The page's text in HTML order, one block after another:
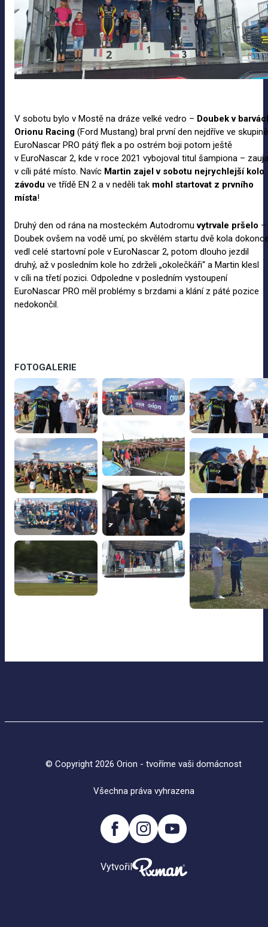
V sobotu bylo v Mostě na dráze velké vedro – Doubek v
Orionu Racing (Ford Mustang) bral první den nejdříve ve skupině
EuroNascar PRO pátý flek a po ostrém boji potom ještě
v EuroNascar 2, kde v roce 2021 vybojoval titul šampiona –
v cíli páté místo. Navíc Martin zajel v sobotu nejrychlejší kolo
závodu ve třídě EN 2 a v neděli tak mohl startovat z prvního
místa!
Druhý den od rána na mosteckém Autodromuvytrvale pršelo –
Doubek ovšem na vodě umí, po skvělém startu dvě kola
vedl celé startovní pole v EuroNascar 2, potom dlouho jezdil
druhý, až v posledním kole ho zdrželi „okolečkáři“ a Martin klesl
v cíli na třetí pozici. Odpoledne v posledním vystoupení
EuroNascar PRO měl problémy s brzdami a klání z páté pozice
nedokončil.
FOTOGALERIE
© Copyright 2026 Orion - tvoříme vaši domácnost
Všechna práva vyhrazena
Vytvořil